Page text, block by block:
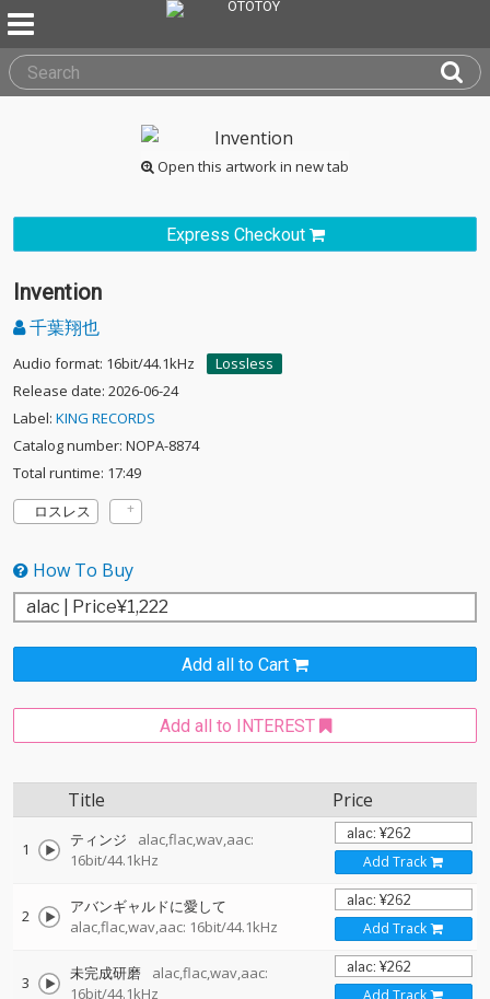
Open this artwork in new tab
Express Checkout
Invention
千葉翔也
Audio format: 16bit/44.1kHz
Lossless
Release date: 2026-06-24
Label: KING RECORDS
Catalog number: NOPA-8874
Total runtime: 17:49
ロスレス
How To Buy
Add all to Cart
Add all to INTEREST
Title Price
1 ティンジ
alac,flac,wav,aac:
16bit/44.1kHz
Add Track
2
アバンギャルドに愛して
alac,flac,wav,aac: 16bit/44.1kHz
Add Track
3 未完成研磨
alac,flac,wav,aac:
16bit/44.1kHz
Add Track